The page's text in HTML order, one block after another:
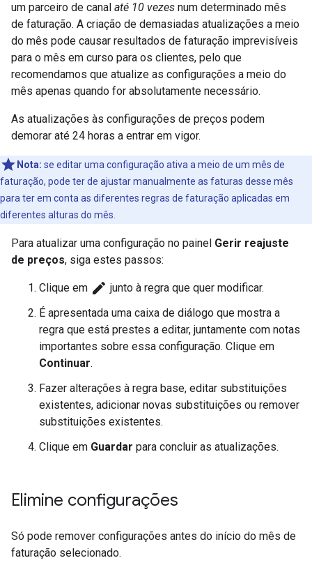
um parceiro de canal até 10 vezes num determinado mês
de faturação. A criação de demasiadas atualizações a meio
do mês pode causar resultados de faturação imprevisíveis
para o mês em curso para os clientes, pelo que
recomendamos que atualize as configurações a meio do
mês apenas quando for absolutamente necessário.
As atualizações às configurações de preços podem
demorar até 24 horas a entrar em vigor.
Nota: se editar uma configuração ativa a meio de um mês de
faturação, pode ter de ajustar manualmente as faturas desse mês
para ter em conta as diferentes regras de faturação aplicadas em
diferentes alturas do mês.
Para atualizar uma configuração no painel Gerir reajuste
de preços, siga estes passos:
Clique em edit junto à regra que quer modificar.
É apresentada uma caixa de diálogo que mostra a
regra que está prestes a editar, juntamente com notas
importantes sobre essa configuração. Clique em
Continuar.
Fazer alterações à regra base, editar substituições
existentes, adicionar novas substituições ou remover
substituições existentes.
Clique em Guardar para concluir as atualizações.
Elimine configurações
Só pode remover configurações antes do início do mês de
faturação selecionado.